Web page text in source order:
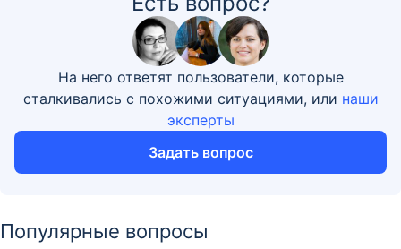
На него ответят пользователи, которые
сталкивались с похожими ситуациями, или наши
эксперты
Задать вопрос
Популярные вопросы